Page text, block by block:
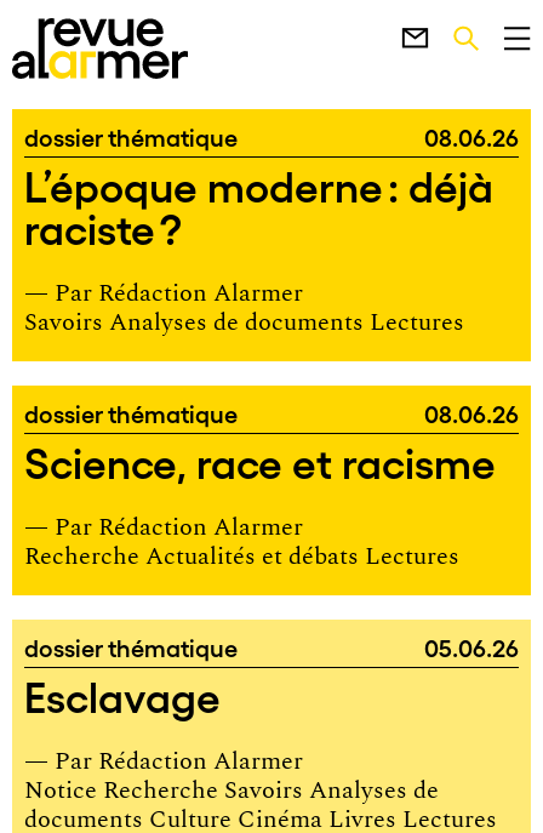
dossier thématique 08.06.26
L’époque moderne : déjà
raciste ?
— Par Rédaction Alarmer
Savoirs Analyses de documents Lectures
dossier thématique 08.06.26
Science, race et racisme
— Par Rédaction Alarmer
Recherche Actualités et débats Lectures
dossier thématique 05.06.26
Esclavage
— Par Rédaction Alarmer
Notice Recherche Savoirs Analyses de
documents Culture Cinéma Livres Lectures